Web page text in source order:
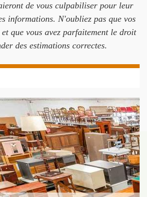
de vous culpabiliser pour leur
informations. N'oubliez pas que vos
que vous avez parfaitement le droit
des estimations correctes.